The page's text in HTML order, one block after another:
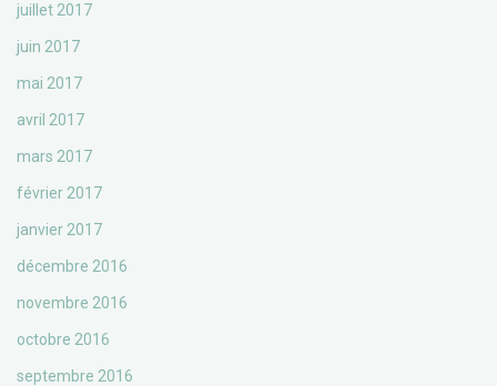
juillet 2017
juin 2017
mai 2017
avril 2017
mars 2017
février 2017
janvier 2017
décembre 2016
novembre 2016
octobre 2016
septembre 2016